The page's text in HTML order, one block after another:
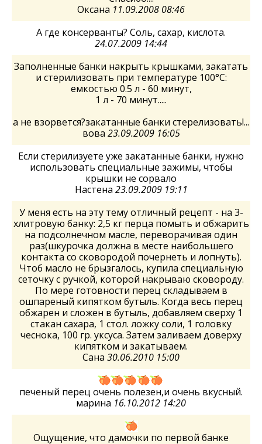
Оксана 11.09.2008 08:46
А где консерванты? Соль, сахар, кислота.
24.07.2009 14:44
Заполненные банки накрыть крышками, закатать
и стерилизовать при температуре 100°C:
емкостью 0.5 л - 60 минут,
1 л - 70 минут.....
а не взорвется?закатанные банки стерелизовать!...
вова 23.09.2009 16:05
Если стерилизуете уже закатанные банки, нужно
использовать специальные зажимы, чтобы
крышки не сорвало
Настена 23.09.2009 19:11
У меня есть на эту тему отличный рецепт - на 3-
хлитровую банку: 2,5 кг перца помыть и обжарить
на подсолнечном масле, переворачивая один
раз(шкурочка должна в месте наибольшего
контакта со сковородой почернеть и лопнуть).
Чтоб масло не брызгалось, купила специальную
сеточку с ручкой, которой накрываю сковороду.
По мере готовности перец складываем в
ошпареный кипятком бутыль. Когда весь перец
обжарен и сложен в бутыль, добавляем сверху 1
стакан сахара, 1 стол. ложку соли, 1 головку
чеснока, 100 гр. уксуса. Затем заливаем доверху
кипятком и закатываем.
Сана 30.06.2010 15:00
печеный перец очень полезен,и очень вкусный.
марина 16.10.2012 14:20
Ощущение, что дамочки по первой банке